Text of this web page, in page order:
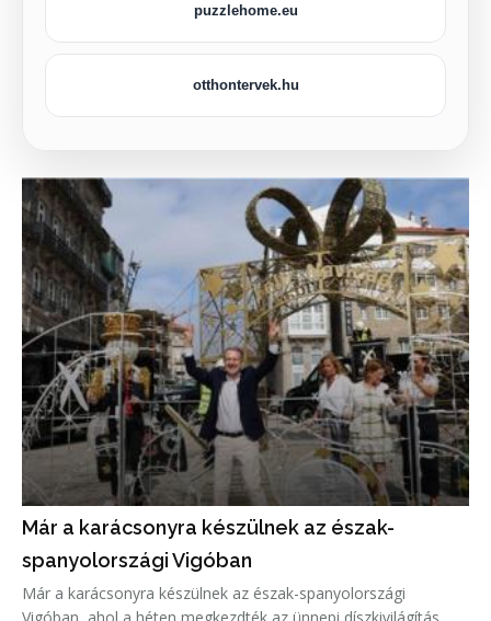
puzzlehome.eu
otthontervek.hu
Már a karácsonyra készülnek az észak-
spanyolországi Vigóban
Már a karácsonyra készülnek az észak-spanyolországi